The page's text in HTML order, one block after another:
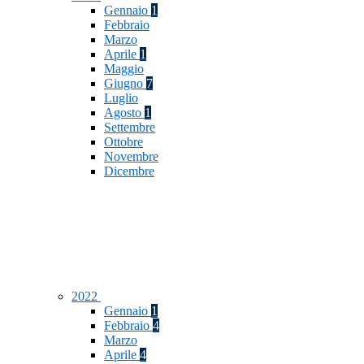
Gennaio 1
Febbraio
Marzo
Aprile 1
Maggio
Giugno 7
Luglio
Agosto 1
Settembre
Ottobre
Novembre
Dicembre
2022
Gennaio 1
Febbraio 4
Marzo
Aprile 4